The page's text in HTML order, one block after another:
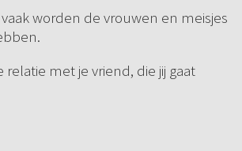
worden de vrouwen en meisjes
met je vriend, die jij gaat